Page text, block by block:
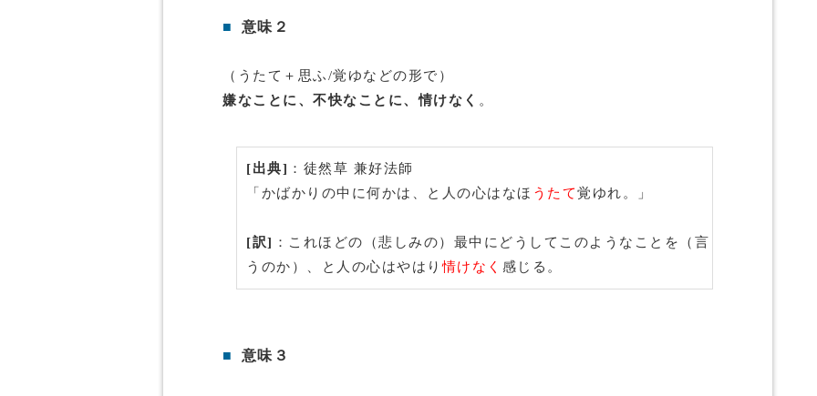
■ 意味２
（うたて＋思ふ/覚ゆなどの形で）
嫌なことに、不快なことに、情けなく 。
[出典] ：徒然草 兼好法師
「かばかりの中に何かは、と人の心はなほ うたて覚ゆれ。」
[訳] ：これほどの（悲しみの）最中にどうしてこのようなことを（言
うのか）、と人の心はやはり情けなく 感じる。
■ 意味３